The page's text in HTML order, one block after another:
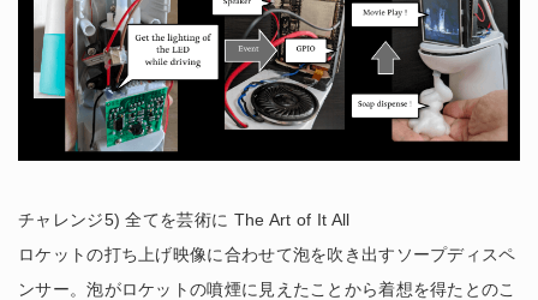
チャレンジ5) 全てを芸術に The Art of It All
ロケットの打ち上げ映像に合わせて泡を吹き出すソープディスペ
ンサー。泡がロケットの噴煙に見えたことから着想を得たとのこ